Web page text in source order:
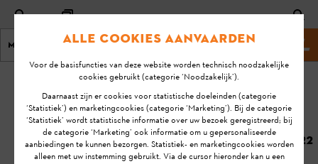
Menu Stihl-website
KA-01195
Hoelang kan ik
werken met de
Laatste
update:
30/03/2022
Alle cookies aanvaarden
Voor de basisfuncties van deze website worden technisch noodzakelijke
cookies gebruikt (categorie ‘Noodzakelijk’).
Daarnaast zijn er cookies voor statistische doeleinden (categorie
‘Statistiek’) en marketingcookies (categorie ‘Marketing’). Bij de categorie
‘Statistiek’ wordt statistische informatie over uw bezoek geregistreerd; bij
de categorie ‘Marketing’ ook informatie om u gepersonaliseerde
aanbiedingen te kunnen bezorgen. Statistiek- en marketingcookies worden
alleen met uw instemming gebruikt. Via de cursor hieronder kan u een